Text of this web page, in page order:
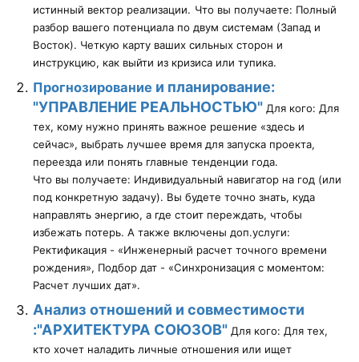
истинный вектор реализации. Что вы получаете: Полный
разбор вашего потенциала по двум системам (Запад и
Восток). Четкую карту ваших сильных сторон и
инструкцию, как выйти из кризиса или тупика.
Прогнозирование и планирование:
"УПРАВЛЕНИЕ РЕАЛЬНОСТЬЮ" Для кого: Для
тех, кому нужно принять важное решение «здесь и
сейчас», выбрать лучшее время для запуска проекта,
переезда или понять главные тенденции года.
Что вы получаете: Индивидуальный навигатор на год (или
под конкретную задачу). Вы будете точно знать, куда
направлять энергию, а где стоит переждать, чтобы
избежать потерь. А также включены доп.услуги:
Ректификация - «Инженерный расчет точного времени
рождения», Подбор дат - «Синхронизация с моментом:
Расчет лучших дат».
Анализ отношений и совместимости
:"АРХИТЕКТУРА СОЮЗОВ"Для кого: Для тех,
кто хочет наладить личные отношения или ищет